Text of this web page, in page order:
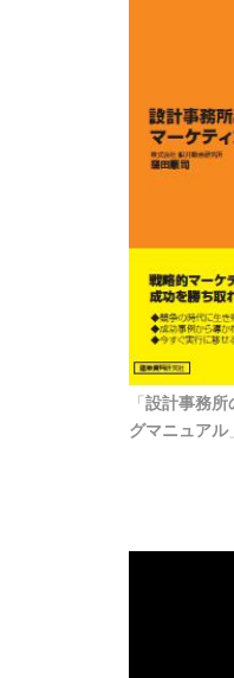
「 設計事務所
グマニュアル